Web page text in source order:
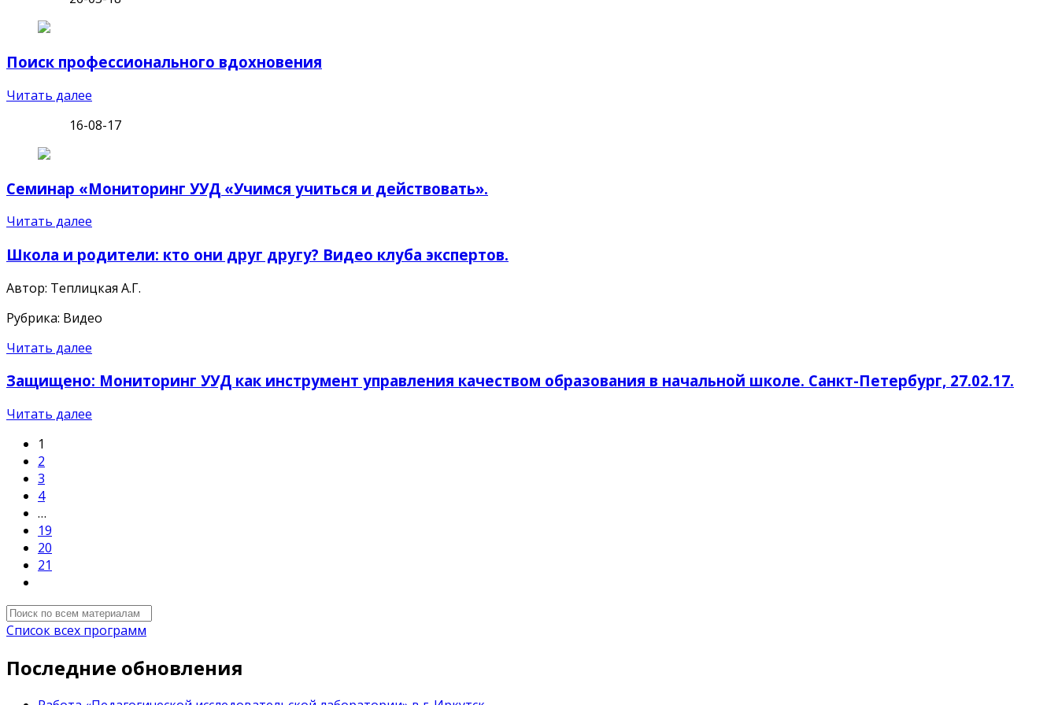
Поиск профессионального вдохновения
Читать далее
16-08-17
Семинар «Мониторинг УУД «Учимся учиться и действовать».
Читать далее
Школа и родители: кто они друг другу? Видео клуба экспертов.
Автор: Теплицкая А.Г.
Рубрика: Видео
Читать далее
Защищено: Мониторинг УУД как инструмент управления качеством образования в начальной школе. Санкт-Петербург, 27.02.17.
Читать далее
1
2
3
4
…
19
20
21
Список всех программ
Последние обновления